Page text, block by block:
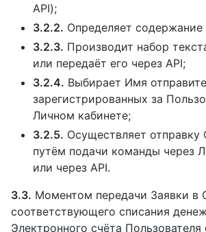
API);
3.2.2. Определяет
3.2.3. Производит набор
или передаёт его через API;
3.2.4. Выбирает Имя
зарегистрированных за
Личном кабинете;
3.2.5. Осуществляет
путём подачи команды через
или через API.
3.3. Моментом передачи Заявки в
соответствующего списания
Электронного счёта Пользователя